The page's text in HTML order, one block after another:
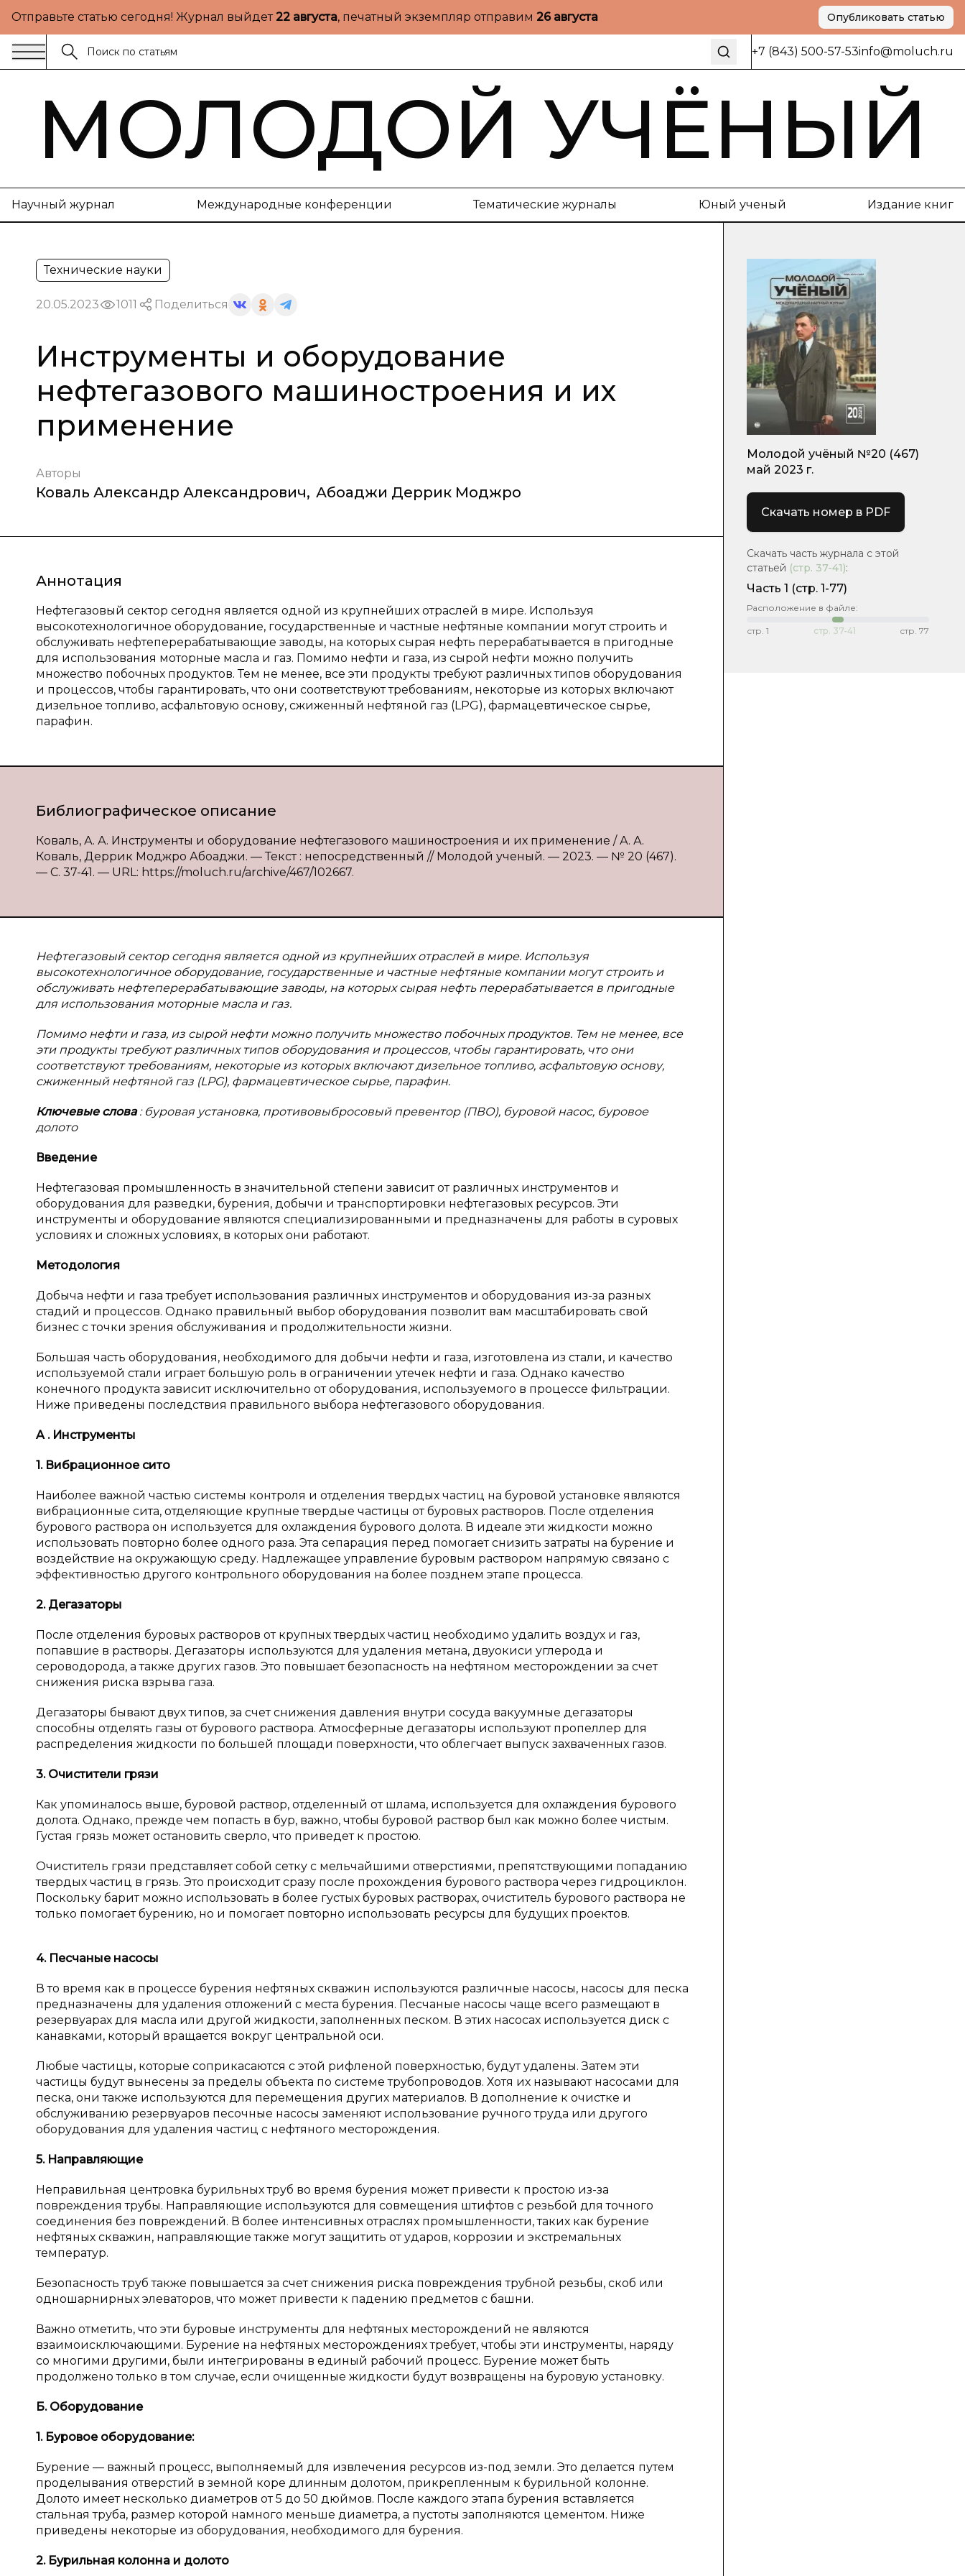
Отправьте статью сегодня! Журнал выйдет22 августа, печатный экземпляр отправим 26 августа Опубликовать статью
+7 (843) 500-57-53info@moluch.ru
МОЛОДОЙ УЧЁНЫЙ
Научный журнал Международные конференции Тематические журналы Юный ученый Издание книг
Технические науки
20.05.2023 1011 Поделиться
Инструменты и оборудование
нефтегазового машиностроения и их
применение
Авторы
Коваль Александр Александрович, Абоаджи Деррик Моджро
Аннотация
Нефтегазовый сектор сегодня является одной из крупнейших отраслей в мире. Используя
высокотехнологичное оборудование, государственные и частные нефтяные компании могут строить и
обслуживать нефтеперерабатывающие заводы, на которых сырая нефть перерабатывается в пригодные
для использования моторные масла и газ. Помимо нефти и газа, из сырой нефти можно получить
множество побочных продуктов. Тем не менее, все эти продукты требуют различных типов оборудования
и процессов, чтобы гарантировать, что они соответствуют требованиям, некоторые из которых включают
дизельное топливо, асфальтовую основу, сжиженный нефтяной газ (LPG), фармацевтическое сырье,
парафин.
Библиографическое описание
Коваль, А. А. Инструменты и оборудование нефтегазового машиностроения и их применение / А. А.
Коваль, Деррик Моджро Абоаджи. — Текст : непосредственный // Молодой ученый. — 2023. — № 20 (467).
— С. 37-41. — URL: https://moluch.ru/archive/467/102667.
Нефтегазовый сектор сегодня является одной из крупнейших отраслей в мире. Используя
высокотехнологичное оборудование, государственные и частные нефтяные компании могут строить и
обслуживать нефтеперерабатывающие заводы, на которых сырая нефть перерабатывается в пригодные
для использования моторные масла и газ.
Помимо нефти и газа, из сырой нефти можно получить множество побочных продуктов. Тем не менее, все
эти продукты требуют различных типов оборудования и процессов, чтобы гарантировать, что они
соответствуют требованиям, некоторые из которых включают дизельное топливо, асфальтовую основу,
сжиженный нефтяной газ (LPG), фармацевтическое сырье, парафин.
Ключевые слова: буровая установка, противовыбросовый превентор (ПВО), буровой насос, буровое
долото
Введение
Нефтегазовая промышленность в значительной степени зависит от различных инструментов и
оборудования для разведки, бурения, добычи и транспортировки нефтегазовых ресурсов. Эти
инструменты и оборудование являются специализированными и предназначены для работы в суровых
условиях и сложных условиях, в которых они работают.
Методология
Добыча нефти и газа требует использования различных инструментов и оборудования из-за разных
стадий и процессов. Однако правильный выбор оборудования позволит вам масштабировать свой
бизнес с точки зрения обслуживания и продолжительности жизни.
Большая часть оборудования, необходимого для добычи нефти и газа, изготовлена из стали, и качество
используемой стали играет большую роль в ограничении утечек нефти и газа. Однако качество
конечного продукта зависит исключительно от оборудования, используемого в процессе фильтрации.
Ниже приведены последствия правильного выбора нефтегазового оборудования.
A . Инструменты
1. Вибрационное сито
Наиболее важной частью системы контроля и отделения твердых частиц на буровой установке являются
вибрационные сита, отделяющие крупные твердые частицы от буровых растворов. После отделения
бурового раствора он используется для охлаждения бурового долота. В идеале эти жидкости можно
использовать повторно более одного раза. Эта сепарация перед помогает снизить затраты на бурение и
воздействие на окружающую среду. Надлежащее управление буровым раствором напрямую связано с
эффективностью другого контрольного оборудования на более позднем этапе процесса.
2. Дегазаторы
После отделения буровых растворов от крупных твердых частиц необходимо удалить воздух и газ,
попавшие в растворы. Дегазаторы используются для удаления метана, двуокиси углерода и
сероводорода, а также других газов. Это повышает безопасность на нефтяном месторождении за счет
снижения риска взрыва газа.
Дегазаторы бывают двух типов, за счет снижения давления внутри сосуда вакуумные дегазаторы
способны отделять газы от бурового раствора. Атмосферные дегазаторы используют пропеллер для
распределения жидкости по большей площади поверхности, что облегчает выпуск захваченных газов.
3. Очистители грязи
Как упоминалось выше, буровой раствор, отделенный от шлама, используется для охлаждения бурового
долота. Однако, прежде чем попасть в бур, важно, чтобы буровой раствор был как можно более чистым.
Густая грязь может остановить сверло, что приведет к простою.
Очиститель грязи представляет собой сетку с мельчайшими отверстиями, препятствующими попаданию
твердых частиц в грязь. Это происходит сразу после прохождения бурового раствора через гидроциклон.
Поскольку барит можно использовать в более густых буровых растворах, очиститель бурового раствора не
только помогает бурению, но и помогает повторно использовать ресурсы для будущих проектов.
4. Песчаные насосы
В то время как в процессе бурения нефтяных скважин используются различные насосы, насосы для песка
предназначены для удаления отложений с места бурения. Песчаные насосы чаще всего размещают в
резервуарах для масла или другой жидкости, заполненных песком. В этих насосах используется диск с
канавками, который вращается вокруг центральной оси.
Любые частицы, которые соприкасаются с этой рифленой поверхностью, будут удалены. Затем эти
частицы будут вынесены за пределы объекта по системе трубопроводов. Хотя их называют насосами для
песка, они также используются для перемещения других материалов. В дополнение к очистке и
обслуживанию резервуаров песочные насосы заменяют использование ручного труда или другого
оборудования для удаления частиц с нефтяного месторождения.
5. Направляющие
Неправильная центровка бурильных труб во время бурения может привести к простою из-за
повреждения трубы. Направляющие используются для совмещения штифтов с резьбой для точного
соединения без повреждений. В более интенсивных отраслях промышленности, таких как бурение
нефтяных скважин, направляющие также могут защитить от ударов, коррозии и экстремальных
температур.
Безопасность труб также повышается за счет снижения риска повреждения трубной резьбы, скоб или
одношарнирных элеваторов, что может привести к падению предметов с башни.
Важно отметить, что эти буровые инструменты для нефтяных месторождений не являются
взаимоисключающими. Бурение на нефтяных месторождениях требует, чтобы эти инструменты, наряду
со многими другими, были интегрированы в единый рабочий процесс. Бурение может быть
продолжено только в том случае, если очищенные жидкости будут возвращены на буровую установку.
Б. Оборудование
1. Буровое оборудование:
Бурение — важный процесс, выполняемый для извлечения ресурсов из-под земли. Это делается путем
проделывания отверстий в земной коре длинным долотом, прикрепленным к бурильной колонне.
Долото имеет несколько диаметров от 5 до 50 дюймов. После каждого этапа бурения вставляется
стальная труба, размер которой намного меньше диаметра, а пустоты заполняются цементом. Ниже
приведены некоторые из оборудования, необходимого для бурения.
2. Бурильная колонна и долото
Молодой учёный №20 (467)
май 2023 г.
Скачать номер в PDF
Скачать часть журнала с этой
статьей (стр. 37-41):
Часть 1 (стр. 1-77)
Расположение в файле:
стр. 1 стр. 37-41 стр. 77